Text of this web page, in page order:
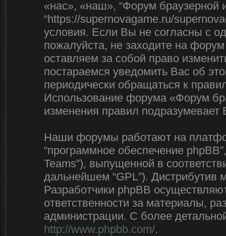
«нас», «наш», “Форум браузерной
“https://supernovagame.ru/
условия. Если Вы не согласны с
пожалуйста, не заходите на
оставляем за собой право
постараемся уведомить Вас об
периодически обращаться к
Использование форума «Форум
изменения правил
Наши форумы работают на
“программное обеспечение
Teams”), выпущенной в
дальнейшем “GPL”). Дистрибутив
Разработчики phpBB
ответственности за материалы,
администрации. С более
http://www.phpbb.com/.